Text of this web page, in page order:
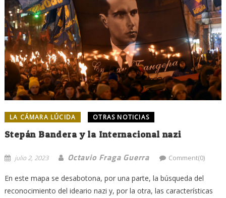
LA CÁMARA LÚCIDA OTRAS NOTICIAS
Stepán Bandera y la Internacional nazi
julio 2, 2023 Octavio Fraga Guerra Comment(0)
En este mapa se desabotona, por una parte, la búsqueda del
reconocimiento del ideario nazi y, por la otra, las características